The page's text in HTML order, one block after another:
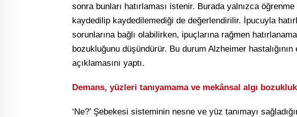
sonra bunları hatırlaması istenir. Burada yalnızca
kaydedilip kaydedilemediği de değerlendirilir. İpucuyla
sorunlarına bağlı olabilirken, ipuçlarına rağmen
bozukluğunu düşündürür. Bu durum Alzheimer
açıklamasını yaptı.
Demans, yüzleri tanıyamama ve mekânsal algı
‘Ne?’ Şebekesi sisteminin nesne ve yüz tanımayı